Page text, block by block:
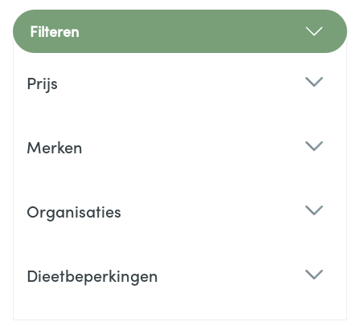
Filteren
Prijs
Merken
Organisaties
Dieetbeperkingen